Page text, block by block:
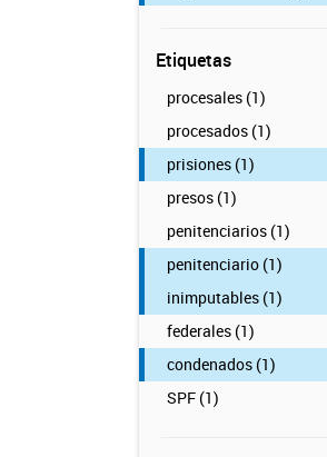
Etiquetas
procesales (1)
procesados (1)
prisiones (1)
presos (1)
penitenciarios (1)
penitenciario (1)
inimputables (1)
federales (1)
condenados (1)
SPF (1)